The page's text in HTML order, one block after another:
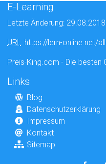
E-Learning
Letzte Änderung:
URL: https://lern-online.net/
Preis-King.com - Die besten
Links
Blog
Datenschutzerklärung
Impressum
Kontakt
Sitemap